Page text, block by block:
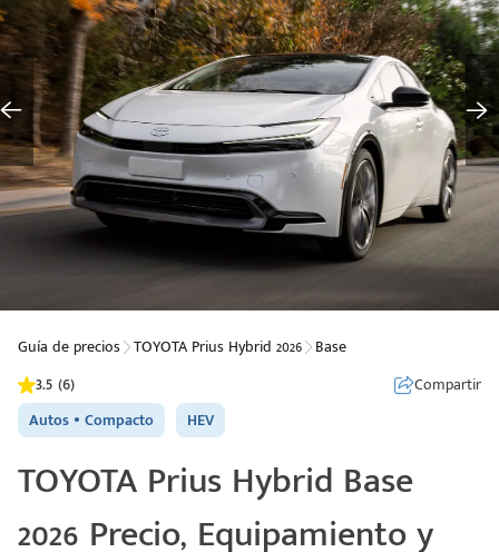
Guía de precios TOYOTA Prius Hybrid 2026 Base
Compartir
3.5 (6)
Autos Compacto HEV
TOYOTA Prius Hybrid Base
2026 Precio, Equipamiento y